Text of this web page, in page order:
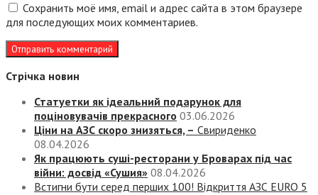
Сохранить моё имя, email и адрес сайта в этом браузере
для последующих моих комментариев.
Стрічка новин
Статуетки як ідеальний подарунок для
поціновувачів прекрасного 03.06.2026
Ціни на АЗС скоро знизяться, – Свириденко
08.04.2026
Як працюють суші-ресторани у Броварах під час
війни: досвід «Сушия» 08.04.2026
Встигни бути серед перших 100! Відкриття АЗС EURO 5